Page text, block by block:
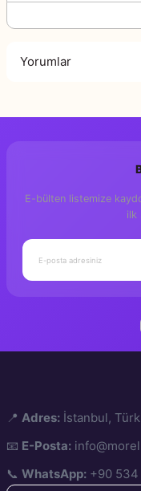
Yorumlar
E-bülten listemize
ilk
📍 Adres: İstanbul,
📧 E-Posta:
📞 WhatsApp: +90